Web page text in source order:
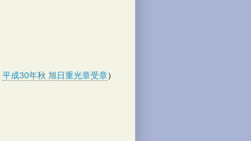
平成30年秋 旭日重光章受章）